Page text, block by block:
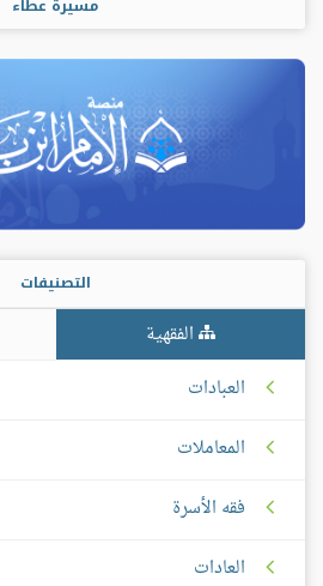
مسيرة عطاء
التصنيفات
الفقهية
العبادات
المعاملات
فقه الأسرة
العادات